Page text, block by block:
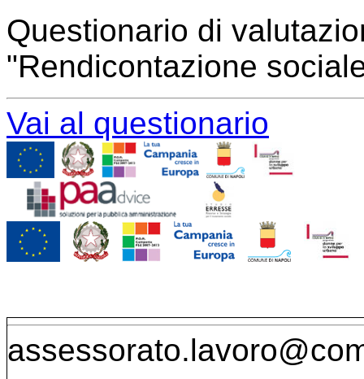
Questionario di
"Rendicontazione
Vai al questionario